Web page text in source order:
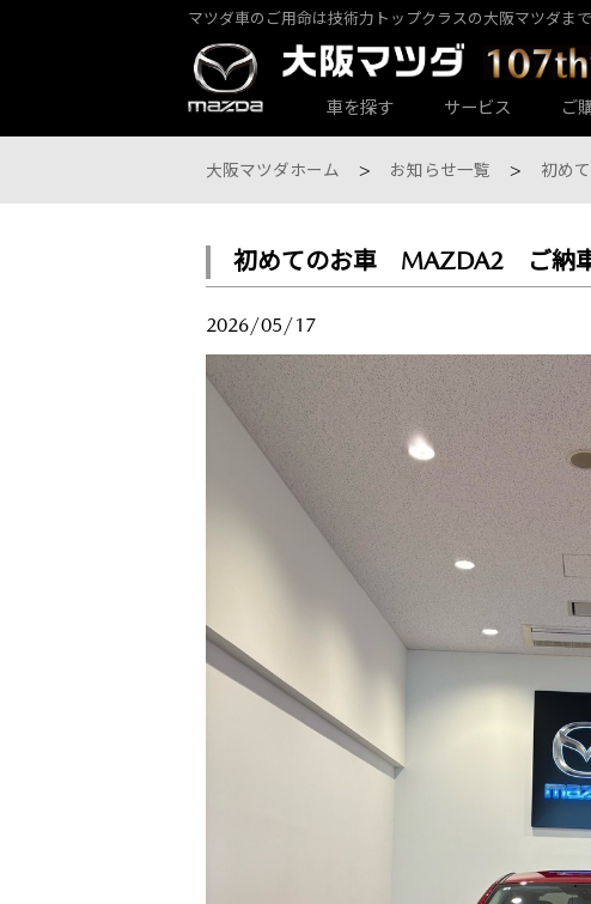
マツダ車のご用命は技術力トップクラスの大阪マツダま
車を探す
カーラインナップ一覧
サービス
サービス・アフターケアTOP
その他のメンテナンス マツ
ご
大阪マツダ店舗一覧
大阪マツダ 八尾店 大阪
サービス専門工場 U-
会社情報
大阪マツダホーム お知らせ一覧 初め
初めてのお車 MAZDA2 ご納
2026/05/17